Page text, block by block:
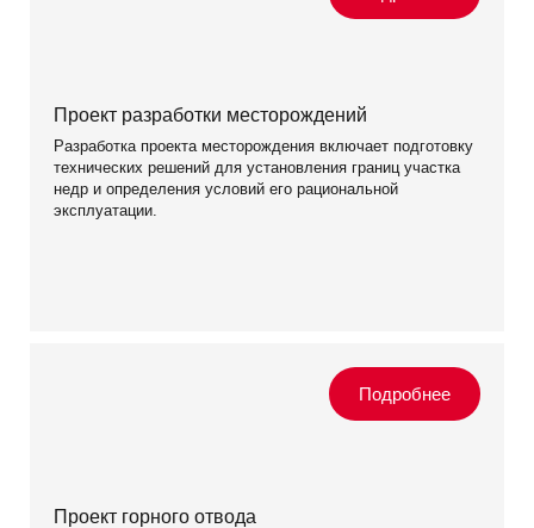
Проект разработки месторождений
Разработка проекта месторождения включает подготовку
технических решений для установления границ участка
недр и определения условий его рациональной
эксплуатации.
Проект горного отвода